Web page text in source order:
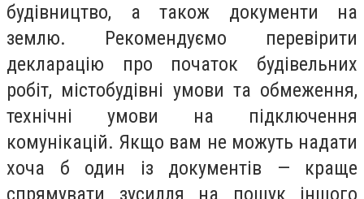
будівництво, а також документи на
землю. Рекомендуємо перевірити
декларацію про початок будівельних
робіт, містобудівні умови та обмеження,
технічні умови на підключення
комунікацій. Якщо вам не можуть надати
хоча б один із документів — краще
спрямувати зусилля на пошук іншого